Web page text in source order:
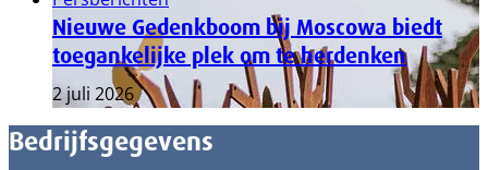
Nieuwe Gedenkboom bij Moscowa biedt
toegankelijke plek om te herdenken
2 juli 2026
Bedrijfsgegevens